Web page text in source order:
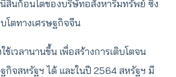
สินก้อนโตของบริษัทอสังหาริมทรัพย์ ซึ่ง
โตทางเศรษฐกิจจีน
เวลานานขึ้น เพื่อสร้างการเติบโตจน
กิจสหรัฐฯ ได้ และในปี 2564 สหรัฐฯ มี